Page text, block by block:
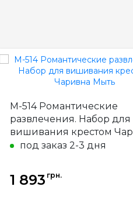
М-514 Романтические
развлечения. Набор для
вишивания крестом
Мыть
под заказ 2-3 дня
1 893 грн.